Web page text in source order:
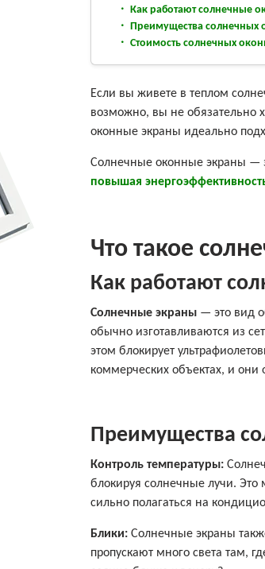
Как работают солнечные
Преимущества солнечных
Стоимость солнечных
Если вы живете в теплом
возможно, вы не обязательно
оконные экраны идеально
Солнечные оконные экраны —
повышая
Что такое
Как работают
Солнечные экраны — это вид
обычно изготавливаются из
этом блокирует
коммерческих объектах, и
Преимущества
Контроль температуры:
блокируя солнечные лучи. Это
сильно полагаться на
Блики: Солнечные экраны
пропускают много света там,